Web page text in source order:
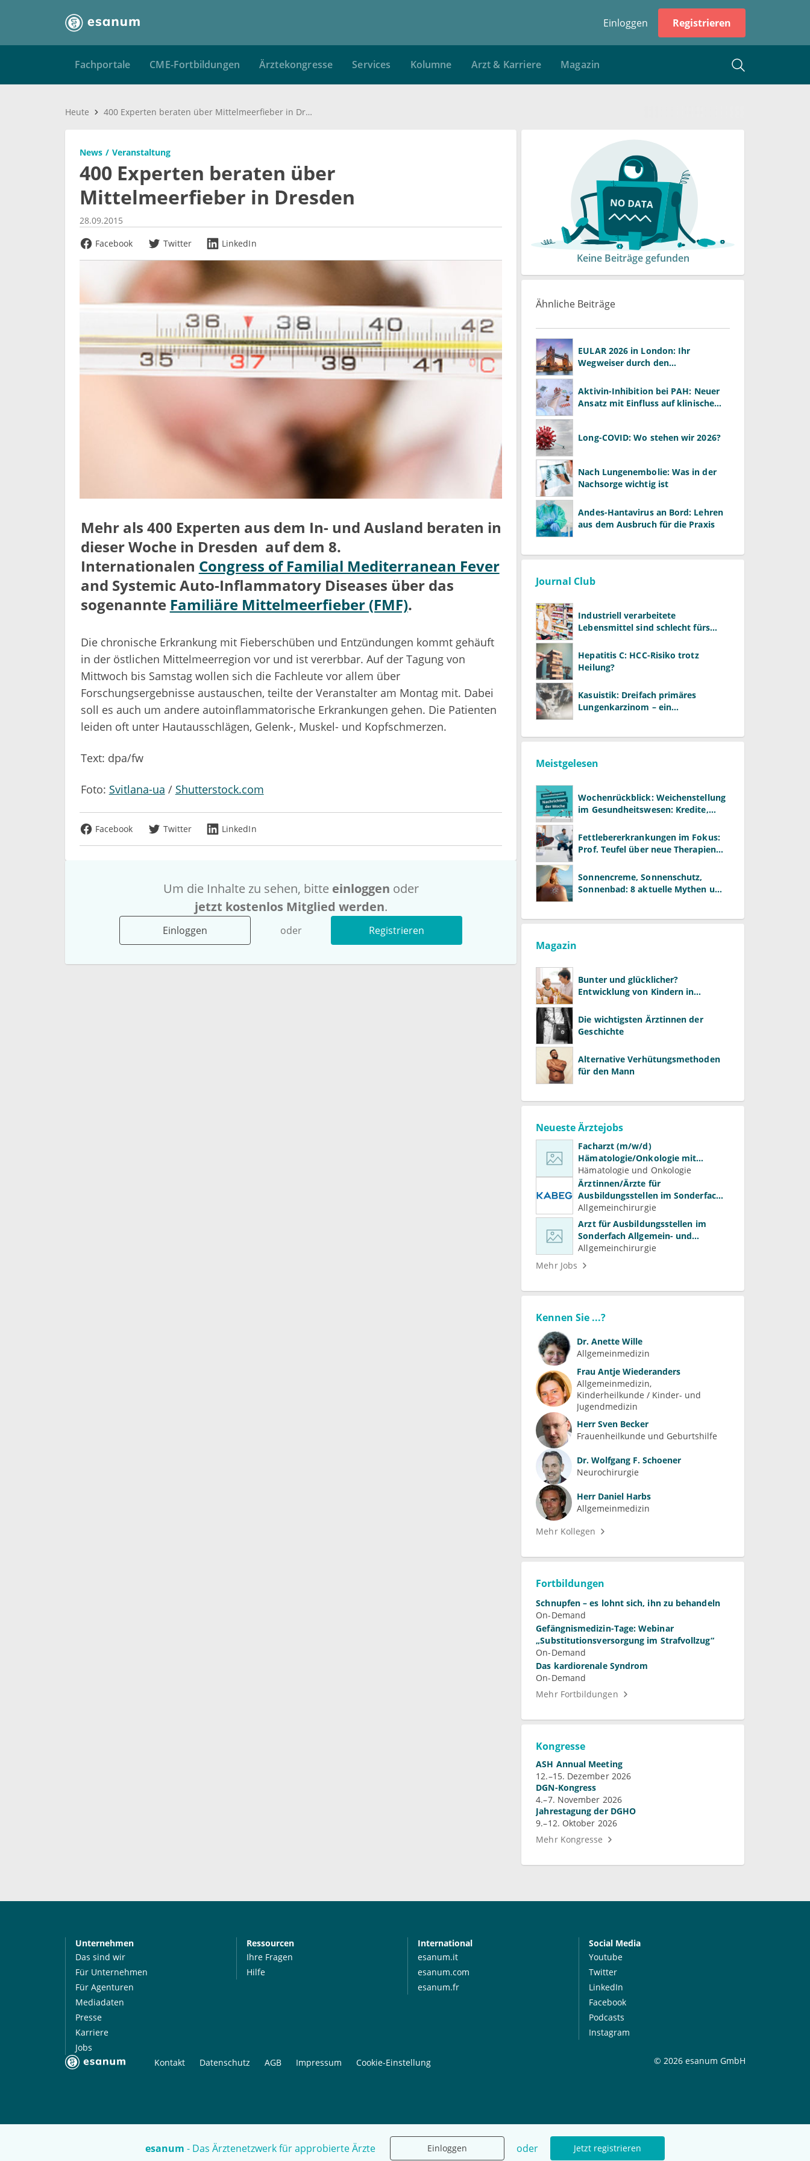
Einloggen Registrieren
Fachportale CME-Fortbildungen Ärztekongresse Services Kolumne Arzt & Karriere Magazin
Heute 400 Experten beraten über Mittelmeerfieber in Dresden
esanum - Das Ärztenetzwerk für approbierte Ärzte Einloggen oder Jetzt registrieren
News Veranstaltung
400 Experten beraten über
Mittelmeerfieber in Dresden
28.09.2015
Facebook
Twitter LinkedIn
Mehr als 400 Experten aus dem In- und Ausland beraten in
dieser Woche in Dresden auf dem 8.
Internationalen Congress of Familial Mediterranean Fever
and Systemic Auto-Inflammatory Diseases über das
sogenannte Familiäre Mittelmeerfieber (FMF).
Die chronische Erkrankung mit Fieberschüben und Entzündungen kommt gehäuft
in der östlichen Mittelmeerregion vor und ist vererbbar. Auf der Tagung von
Mittwoch bis Samstag wollen sich die Fachleute vor allem über
Forschungsergebnisse austauschen, teilte der Veranstalter am Montag mit. Dabei
soll es auch um andere autoinflammatorische Erkrankungen gehen. Die Patienten
leiden oft unter Hautausschlägen, Gelenk-, Muskel- und Kopfschmerzen.
Text: dpa/fw
Foto: Svitlana-ua / Shutterstock.com
Facebook Twitter LinkedIn
Um die Inhalte zu sehen, bitte einloggen oder
jetzt kostenlos Mitglied werden.
Einloggen oder Registrieren
Keine Beiträge gefunden
Ähnliche Beiträge
EULAR 2026 in London: Ihr
Wegweiser durch den
Aktivin-Inhibition bei PAH: Neuer
Ansatz mit Einfluss auf klinische
Long-COVID: Wo stehen wir 2026?
Nach Lungenembolie: Was in der
Nachsorge wichtig ist
Andes-Hantavirus an Bord: Lehren
aus dem Ausbruch für die Praxis
Journal Club
Industriell verarbeitete
Lebensmittel sind schlecht fürs
Hepatitis C: HCC-Risiko trotz
Heilung?
Kasuistik: Dreifach primäres
Lungenkarzinom – ein
Meistgelesen
Wochenrückblick: Weichenstellung
im Gesundheitswesen: Kredite,
Fettlebererkrankungen im Fokus:
Prof. Teufel über neue Therapien
Sonnencreme, Sonnenschutz,
Sonnenbad: 8 aktuelle Mythen und
Magazin
Bunter und glücklicher?
Entwicklung von Kindern in
Die wichtigsten Ärztinnen der
Geschichte
Alternative Verhütungsmethoden
für den Mann
Neueste Ärztejobs
Facharzt (m/w/d)
Hämatologie/Onkologie mit
Beteiligung an Forschung und
Lehre
Hämatologie und Onkologie
Ärztinnen/Ärzte für
Ausbildungsstellen im Sonderfach
Allgemein- und Viszeralchirurgie
Allgemeinchirurgie
Arzt für Ausbildungsstellen im
Sonderfach Allgemein- und
Gefäßchirurgie (m/w/d)
Allgemeinchirurgie
Mehr Jobs
Kennen Sie ...?
Dr. Anette Wille
Allgemeinmedizin
Frau Antje Wiederanders
Allgemeinmedizin
Kinderheilkunde / Kinder- und
Jugendmedizin
Herr Sven Becker
Frauenheilkunde und Geburtshilfe
Dr. Wolfgang F. Schoener
Neurochirurgie
Herr Daniel Harbs
Allgemeinmedizin
Mehr Kollegen
Fortbildungen
Schnupfen – es lohnt sich, ihn zu behandeln
On-Demand
Gefängnismedizin-Tage: Webinar
„Substitutionsversorgung im Strafvollzug“
On-Demand
Das kardiorenale Syndrom
On-Demand
Mehr Fortbildungen
Kongresse
ASH Annual Meeting
12.–15. Dezember 2026
DGN-Kongress
4.–7. November 2026
Jahrestagung der DGHO
9.–12. Oktober 2026
Mehr Kongresse
Unternehmen
Das sind wir
Für Unternehmen
Für Agenturen
Mediadaten
Presse
Karriere
Jobs
Ressourcen
Ihre Fragen
Hilfe
International
esanum.it
esanum.com
esanum.fr
Social Media
Youtube
Twitter
LinkedIn
Facebook
Podcasts
Instagram
Kontakt Datenschutz AGB Impressum Cookie-Einstellung © 2026 esanum GmbH